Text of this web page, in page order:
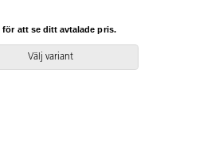
för att se ditt avtalade pris.
Välj variant